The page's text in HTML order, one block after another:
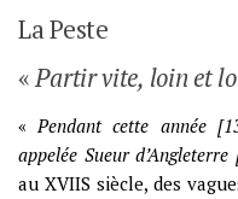
La Peste
«Partir vite, loin et
«Pendant cette année
appelée Sueur
au XVIIS siècle, des